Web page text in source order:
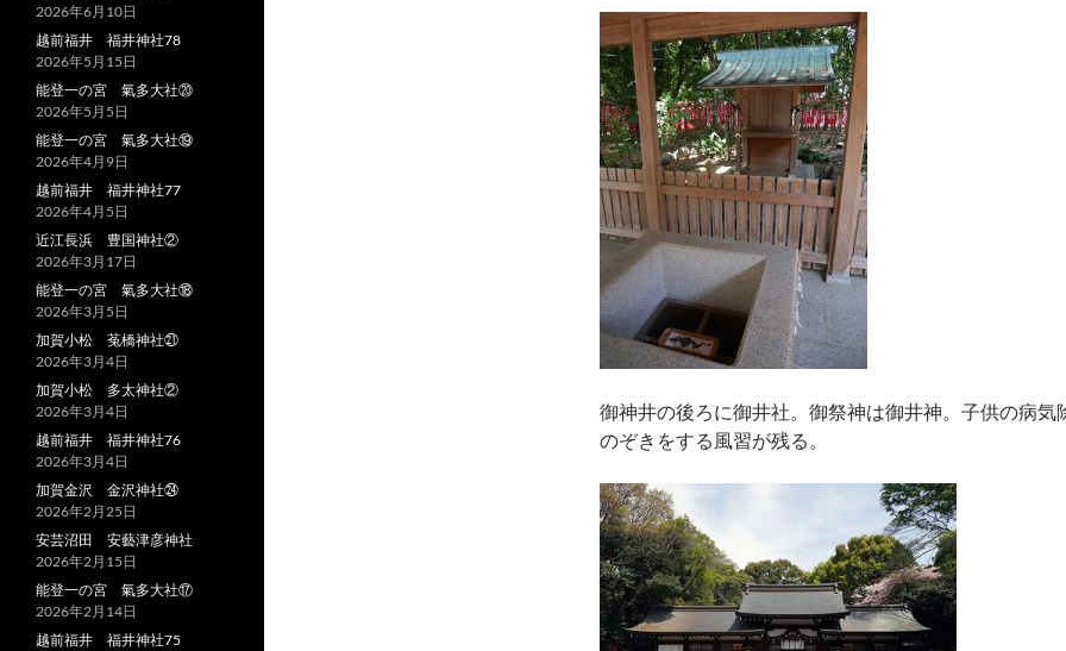
御神井の後ろに御井社。御祭神は御井神。子供の病気
のぞきをする風習が残る。
2026年6月10日
越前福井 福井神社78
2026年5月15日
能登一の宮 氣多大社⑳
2026年5月5日
能登一の宮 氣多大社⑲
2026年4月9日
越前福井 福井神社77
2026年4月5日
近江長浜 豊国神社②
2026年3月17日
能登一の宮 氣多大社⑱
2026年3月5日
加賀小松 菟橋神社㉑
2026年3月4日
加賀小松 多太神社②
2026年3月4日
越前福井 福井神社76
2026年3月4日
加賀金沢 金沢神社㉔
2026年2月25日
安芸沼田 安藝津彦神社
2026年2月15日
能登一の宮 氣多大社⑰
2026年2月14日
越前福井 福井神社75